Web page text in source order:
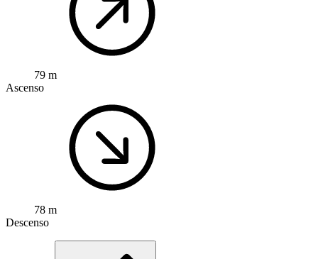
79 m
Ascenso
78 m
Descenso